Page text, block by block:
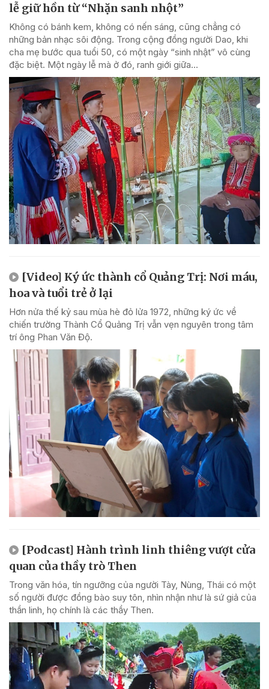
lễ giữ hồn từ “Nhặn sanh nhột”
Không có bánh kem, không có nến sáng, cũng chẳng có
những bản nhạc sôi động. Trong cộng đồng người Dao, khi
cha mẹ bước qua tuổi 50, có một ngày “sinh nhật” vô cùng
đặc biệt. Một ngày lễ mà ở đó, ranh giới giữa...
[Video] Ký ức thành cổ Quảng Trị: Nơi máu,
hoa và tuổi trẻ ở lại
Hơn nửa thế kỷ sau mùa hè đỏ lửa 1972, những ký ức về
chiến trường Thành Cổ Quảng Trị vẫn vẹn nguyên trong tâm
trí ông Phan Văn Độ.
[Podcast] Hành trình linh thiêng vượt cửa
quan của thầy trò Then
Trong văn hóa, tín ngưỡng của người Tày, Nùng, Thái có một
số người được đồng bào suy tôn, nhìn nhận như là sứ giả của
thần linh, họ chính là các thầy Then.